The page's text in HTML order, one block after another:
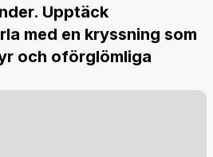
Upptäck
med en kryssning som
och oförglömliga